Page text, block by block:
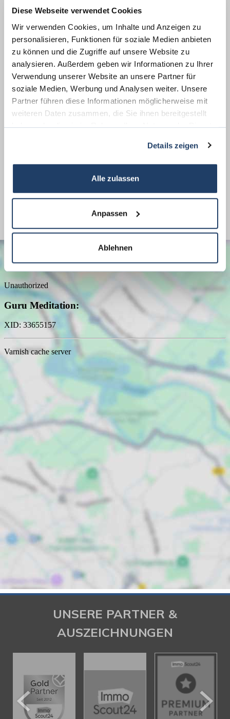
Diese Webseite verwendet Cookies
Wir verwenden Cookies, um Inhalte und Anzeigen zu
personalisieren, Funktionen für soziale Medien anbieten
zu können und die Zugriffe auf unsere Website zu
analysieren. Außerdem geben wir Informationen zu Ihrer
Verwendung unserer Website an unsere Partner für
soziale Medien, Werbung und Analysen weiter. Unsere
Partner führen diese Informationen möglicherweise mit
weiteren Daten zusammen, die Sie ihnen bereitgestellt
Details zeigen
Alle zulassen
Anpassen
Ablehnen
166 kWh / (m²*a)
Weitere Informationen
Wesentlicher Energieträger
Gas
Energieausweis Jahrgang
ab dem 1.5.2014
UNSERE PARTNER &
AUSZEICHNUNGEN